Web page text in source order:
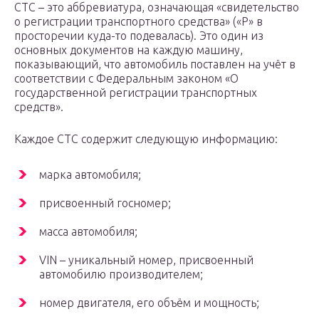
СТС – это аббревиатура, означающая «свидетельство
о регистрации транспортного средства» («Р» в
просторечии куда-то подевалась). Это один из
основных документов на каждую машину,
показывающий, что автомобиль поставлен на учёт в
соответствии с Федеральным законом «О
государственной регистрации транспортных
средств».
Каждое СТС содержит следующую информацию:
марка автомобиля;
присвоенный госномер;
масса автомобиля;
VIN – уникальный номер, присвоенный
автомобилю производителем;
номер двигателя, его объём и мощность;